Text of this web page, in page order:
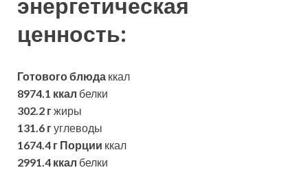
ценность:
Готового блюда ккал
8974.1 ккал белки
302.2 гжиры
131.6 гуглеводы
1674.4 г Порции ккал
2991.4 ккал белки